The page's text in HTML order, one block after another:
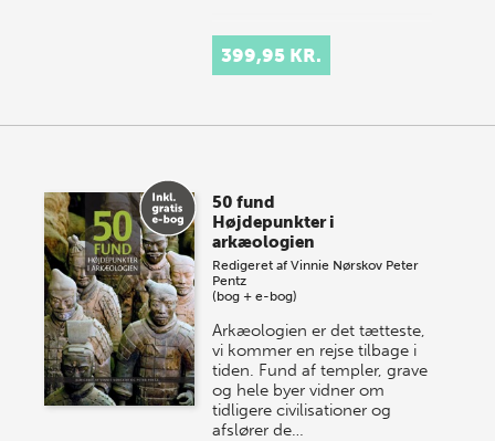
399,95 KR.
50 fund
Højdepunkter i
arkæologien
Redigeret afVinnie Nørskov Peter
Pentz
(bog + e-bog)
Arkæologien er det tætteste,
vi kommer en rejse tilbage i
tiden. Fund af templer, grave
og hele byer vidner om
tidligere civilisationer og
afslører de…